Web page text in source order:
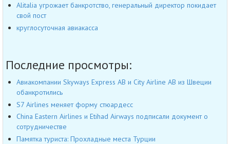
Alitalia угрожает банкротство, генеральный директор покидает
свой пост
круглосуточная авиакасса
Последние просмотры:
Авиакомпании Skyways Express AB и City Airline AB из Швеции
обанкротились
S7 Airlines меняет форму стюардесс
China Eastern Airlines и Etihad Airways подписали документ о
сотрудничестве
Памятка туриста: Прохладные места Турции